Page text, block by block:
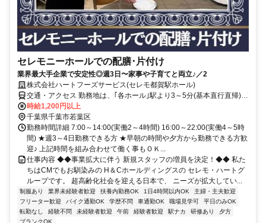
セレモニーホールでの配膳･片付け
業界最大手企業で安定性◎週3日〜家事や子育てと両立♪／2
株式会社ハートフーズサービス(セレモ都賀駅ホール)
交通・アクセス 勤務地は、｢各ホール｣駅より3～5分(基本直行直帰)の
駅近現場多数
時給1,200円以上
千葉県千葉市若葉区
勤務時間詳細 7:00～14:00(実働2～4時間) 16:00～22:00(実働4～5時
間) ★週3～4日勤務できる方 ★早朝の時間や夕方から勤務できる方歓
迎♪ 上記時間を組み合わせて働く事もＯＫ...
仕事内容 ◆◆事業拡大に伴う 新規スタッフの増員を決定！◆◆ 私た
ちはCMでもお馴染みの H＆Cホールディングスの セレモ・ハートグ
ループです。 超高齢化社会を迎える日本で、 ニーズが拡大してい...
制服あり 業界未経験者歓迎 扶養内勤務OK 1日4時間以内OK
主婦・主夫歓迎
フリーター歓迎
バイク通勤OK 学歴不問 車通勤OK 職場見学可
平日のみOK
転勤なし
経験不問 未経験者歓迎 午前 経験者歓迎 駅ナカ 研修あり
夕方